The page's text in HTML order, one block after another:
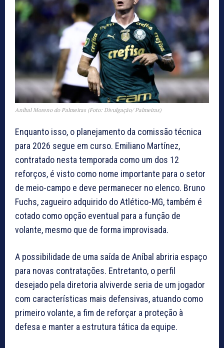
Aníbal Moreno do Palmeiras (Foto: Divulgação/ Palmeiras)
Enquanto isso, o planejamento da comissão técnica
para 2026 segue em curso. Emiliano Martínez,
contratado nesta temporada como um dos 12
reforços, é visto como nome importante para o setor
de meio-campo e deve permanecer no elenco. Bruno
Fuchs, zagueiro adquirido do Atlético-MG, também é
cotado como opção eventual para a função de
volante, mesmo que de forma improvisada.
A possibilidade de uma saída de Aníbal abriria espaço
para novas contratações. Entretanto, o perfil
desejado pela diretoria alviverde seria de um jogador
com características mais defensivas, atuando como
primeiro volante, a fim de reforçar a proteção à
defesa e manter a estrutura tática da equipe.